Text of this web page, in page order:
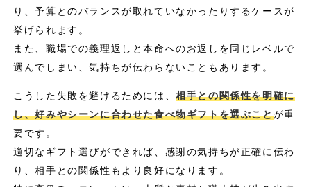
り、予算とのバランスが取れていなかったりするケースが
挙げられます。
また、職場での義理返しと本命へのお返しを同じレベルで
選んでしまい、気持ちが伝わらないこともあります。
こうした失敗を避けるためには、相手との関係性を明確に
し、好みやシーンに合わせた食べ物ギフトを選ぶことが重
要です。
適切なギフト選びができれば、感謝の気持ちが正確に伝わ
り、相手との関係性もより良好になります。